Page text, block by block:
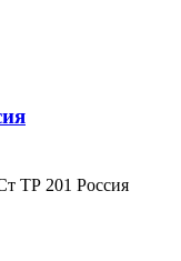
ТР 201 Россия